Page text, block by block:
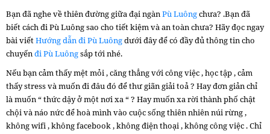
Bạn đã nghe về thiên đường giữa đại ngànPù Luôngchưa? .Bạn đã
biết cách đi Pù Luông sao cho tiết kiệm và an toàn chưa? Hãy đọc ngay
bài viếtHướng dẫn đi Pù Luôngdưới đây để có đầy đủ thông tin cho
chuyếnđi Pù Luôngsắp tới nhé.
Nếu bạn cảm thấy mệt mỏi , căng thẳng với công việc , học tập , cảm
thấy stress và muốn đi đâu đó để thư giãn giải toả ? Hay đơn giản chỉ
là muốn “ thức dậy ở một nơi xa “ ? Hay muốn xa rời thành phố chật
chội và náo nức để hoà mình vào cuộc sống thiên nhiên núi rừng ,
không wifi , không facebook , không điện thoại , không công việc . Chỉ